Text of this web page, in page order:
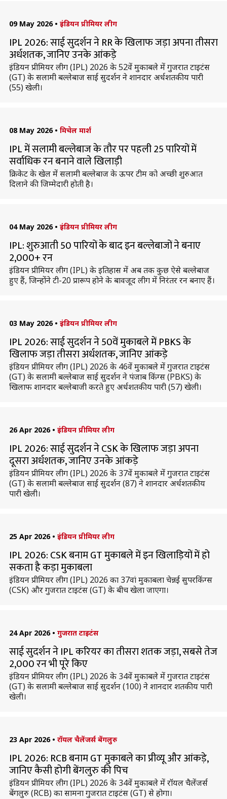
09 May 2026 • इंडियन प्रीमियर लीग
IPL 2026: साई सुदर्शन ने RR के खिलाफ जड़ा अपना तीसरा
अर्धशतक, जानिए उनके आंकड़े
इंडियन प्रीमियर लीग (IPL) 2026 के 52वें मुकाबले में गुजरात टाइटंस
(GT) के सलामी बल्लेबाज साई सुदर्शन ने शानदार अर्धशतकीय पारी
(55) खेली।
08 May 2026 • मिचेल मार्श
IPL में सलामी बल्लेबाज के तौर पर पहली 25 पारियों में
सर्वाधिक रन बनाने वाले खिलाड़ी
क्रिकेट के खेल में सलामी बल्लेबाज के ऊपर टीम को अच्छी शुरुआत
दिलाने की जिम्मेदारी होती है।
04 May 2026 • इंडियन प्रीमियर लीग
IPL: शुरुआती 50 पारियों के बाद इन बल्लेबाजों ने बनाए
2,000+ रन
इंडियन प्रीमियर लीग (IPL) के इतिहास में अब तक कुछ ऐसे बल्लेबाज
हुए हैं, जिन्होंने टी-20 प्रारूप होने के बावजूद लीग में निरंतर रन बनाए हैं।
03 May 2026 • इंडियन प्रीमियर लीग
IPL 2026: साई सुदर्शन ने 50वें मुकाबले में PBKS के
खिलाफ जड़ा तीसरा अर्धशतक, जानिए आंकड़े
इंडियन प्रीमियर लीग (IPL) 2026 के 46वें मुकाबले में गुजरात टाइटंस
(GT) के सलामी बल्लेबाज साई सुदर्शन ने पंजाब किंग्स (PBKS) के
खिलाफ शानदार बल्लेबाजी करते हुए अर्धशतकीय पारी (57) खेली।
26 Apr 2026 • इंडियन प्रीमियर लीग
IPL 2026: साई सुदर्शन ने CSK के खिलाफ जड़ा अपना
दूसरा अर्धशतक, जानिए उनके आंकड़े
इंडियन प्रीमियर लीग (IPL) 2026 के 37वें मुकाबले में गुजरात टाइटंस
(GT) के सलामी बल्लेबाज साई सुदर्शन (87) ने शानदार अर्धशतकीय
पारी खेली।
25 Apr 2026 • इंडियन प्रीमियर लीग
IPL 2026: CSK बनाम GT मुकाबले में इन खिलाड़ियों में हो
सकता है कड़ा मुकाबला
इंडियन प्रीमियर लीग (IPL) 2026 का 37वां मुकाबला चेन्नई सुपरकिंग्स
(CSK) और गुजरात टाइटंस (GT) के बीच खेला जाएगा।
24 Apr 2026 • गुजरात टाइटंस
साई सुदर्शन ने IPL करियर का तीसरा शतक जड़ा, सबसे तेज
2,000 रन भी पूरे किए
इंडियन प्रीमियर लीग (IPL) 2026 के 34वें मुकाबले में गुजरात टाइटंस
(GT) के सलामी बल्लेबाज साई सुदर्शन (100) ने शानदार शतकीय पारी
खेली।
23 Apr 2026 • रॉयल चैलेंजर्स बेंगलुरु
IPL 2026: RCB बनाम GT मुकाबले का प्रीव्यू और आंकड़े,
जानिए कैसी होगी बेंगलुरु की पिच
इंडियन प्रीमियर लीग (IPL) 2026 के 34वें मुकाबले में रॉयल चैलेंजर्स
बेंगलुरु (RCB) का सामना गुजरात टाइटंस (GT) से होगा।